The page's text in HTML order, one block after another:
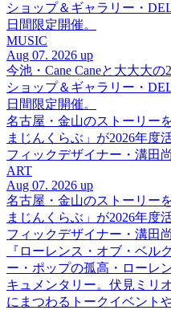
ショップ＆ギャラリー・
日間限定開催。
MUSIC
Aug 07. 2026 up
今池・Cane Caneと大大大
ショップ＆ギャラリー・
日間限定開催。
名古屋・金山のストーリー
まじんくらぶ」が2026年度
フィックデザイナー・溝田尚
ART
Aug 07. 2026 up
名古屋・金山のストーリー
まじんくらぶ」が2026年度
フィックデザイナー・溝田尚
『ローレンス・オブ・ベル
ー・ポップの孤高・ローレ
キュメンタリー。伏見ミリ
にまつわるトークイベント